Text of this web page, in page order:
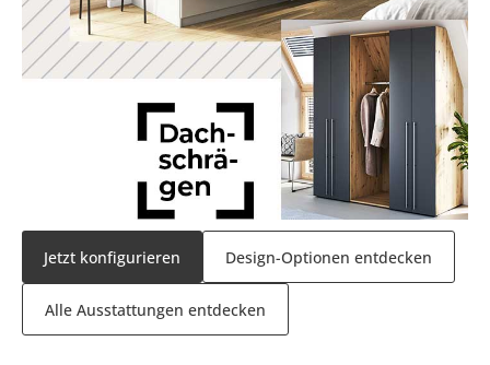
Jetzt konfigurieren Design-Optionen entdecken
Alle Ausstattungen entdecken